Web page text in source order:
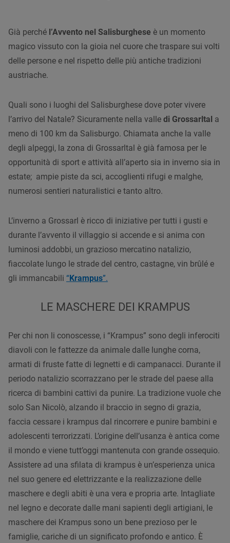
Già perché l’Avvento nel Salisburghese è un momento
magico vissuto con la gioia nel cuore che traspare sui volti
delle persone e nel rispetto delle più antiche tradizioni
austriache.
Quali sono i luoghi del Salisburghese dove poter vivere
l’arrivo del Natale? Sicuramente nella valle di Grossarltal a
meno di 100 km da Salisburgo. Chiamata anche la valle
degli alpeggi, la zona di Grossarltal è già famosa per le
opportunità di sport e attività all’aperto sia in inverno sia in
estate; ampie piste da sci, accoglienti rifugi e malghe,
numerosi sentieri naturalistici e tanto altro.
L’inverno a Grossarl è ricco di iniziative per tutti i gusti e
durante l’avvento il villaggio si accende e si anima con
luminosi addobbi, un grazioso mercatino natalizio,
fiaccolate lungo le strade del centro, castagne, vin brûlé e
gli immancabili “Krampus”.
LE MASCHERE DEI KRAMPUS
Per chi non li conoscesse, i “Krampus” sono degli inferociti
diavoli con le fattezze da animale dalle lunghe corna,
armati di fruste fatte di legnetti e di campanacci. Durante il
periodo natalizio scorrazzano per le strade del paese alla
ricerca di bambini cattivi da punire. La tradizione vuole che
solo San Nicolò, alzando il braccio in segno di grazia,
faccia cessare i krampus dal rincorrere e punire bambini e
adolescenti terrorizzati. L’origine dell’usanza è antica come
il mondo e viene tutt’oggi mantenuta con grande ossequio.
Assistere ad una sfilata di krampus è un’esperienza unica
nel suo genere ed elettrizzante e la realizzazione delle
maschere e degli abiti è una vera e propria arte. Intagliate
nel legno e decorate dalle mani sapienti degli artigiani, le
maschere dei Krampus sono un bene prezioso per le
famiglie, cariche di un significato profondo e antico. È